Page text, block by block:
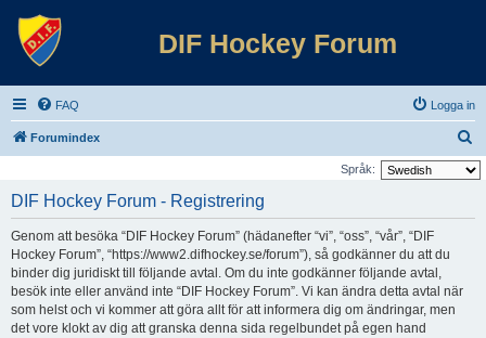
DIF Hockey Forum
FAQ Logga in
Forumindex
ö
Språk:
DIF Hockey Forum - Registrering
Genom att besöka “DIF Hockey Forum” (hädanefter “vi”, “oss”, “vår”, “DIF
Hockey Forum”, “https://www2.difhockey.se/forum”), så godkänner du att du
binder dig juridiskt till följande avtal. Om du inte godkänner följande avtal,
besök inte eller använd inte “DIF Hockey Forum”. Vi kan ändra detta avtal när
som helst och vi kommer att göra allt för att informera dig om ändringar, men
det vore klokt av dig att granska denna sida regelbundet på egen hand